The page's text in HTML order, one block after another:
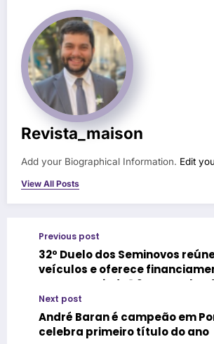
Revista_maison
Add your Biographical Information. Edit
View All Posts
Previous post
32º Duelo dos Seminovos
veículos e oferece
taxa a partir de 1,2% em
Next post
André Baran é campeão em
celebra primeiro título do ano